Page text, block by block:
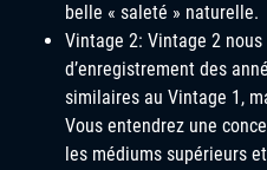
belle « saleté » naturelle.
Vintage 2: Vintage 2
d’enregistrement des
similaires au Vintage 1,
Vous entendrez une
les médiums supérieurs